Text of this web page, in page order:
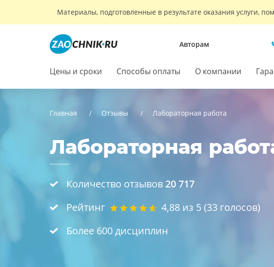
Материалы, подготовленные в результате оказания услуги,
Авторам
Цены и сроки Способы оплаты О компании
Главная Отзывы Лабораторная работа
Лабораторная
Количество отзывов 20 717
Рейтинг
4,88 из 5 (33 голосов)
Более 600 дисциплин